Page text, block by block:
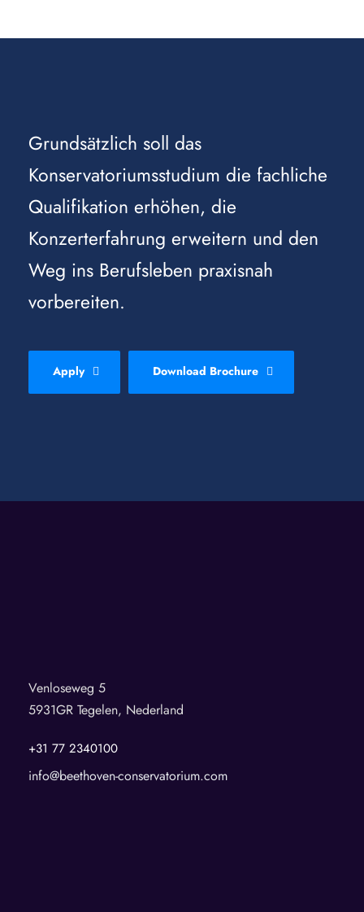
Grundsätzlich soll das
Konservatoriumsstudium die fachliche
Qualifikation erhöhen, die
Konzerterfahrung erweitern und den
Weg ins Berufsleben praxisnah
vorbereiten.
Apply Download Brochure
Venloseweg 5
5931GR Tegelen, Nederland
+31 77 2340100
info@beethoven-conservatorium.com